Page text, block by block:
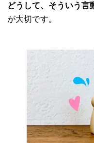
どうして、そういう言
が大切です。